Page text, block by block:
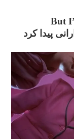
But
پیدا کرد